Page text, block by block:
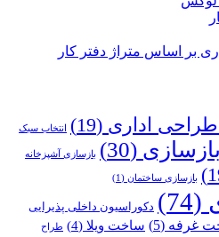
بر اساس متراژ دفتر کار
اداری (19) انتخاب سبک
بازسازی (30) بازسازی آشپزخانه
بازسازی ساختمان (1)
(74)
دکوراسیون داخلی پذیرایی
غرفه (5) ساخت ویلا (4)
طراح